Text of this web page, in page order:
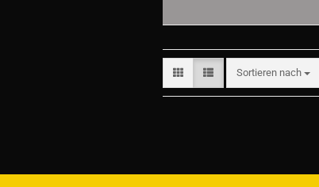
Sortieren nach
Sortieren nach